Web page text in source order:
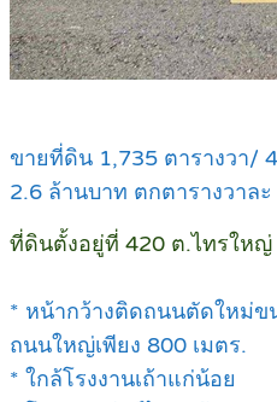
ขายที่ดิน 1,735 ตารางวา/
2.6 ล้านบาท ตกตารางวาล
ที่ดินตั้งอยู่ที่ 420 ต.ไทรให
* หน้ากว้างติดถนนตัดใหม่
ถนนใหญ่เพียง 800 เมตร.
* ใกล้โรงงานเถ้าแก่น้อย